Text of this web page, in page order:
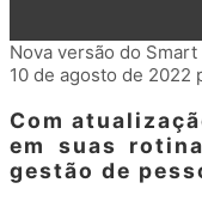
Nova versão do
10 de agosto de 2022
Com
em suas
gestão de